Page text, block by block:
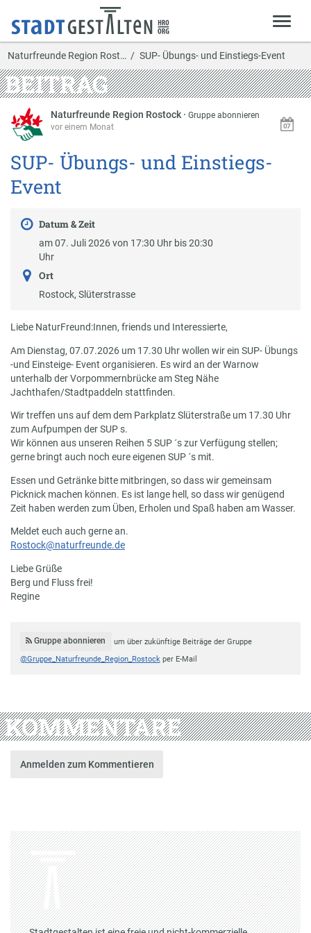
Naturfreunde Region Rost… SUP- Übungs- und Einstiegs-Event
BEITRAG
Naturfreunde Region Rostock ·Gruppe abonnieren
vor einem Monat
SUP- Übungs- und Einstiegs-
Event
Datum & Zeit
am 07. Juli 2026 von 17:30 Uhr bis 20:30
Uhr
Ort
Rostock, Slüterstrasse
Liebe NaturFreund:Innen, friends und Interessierte,
Am Dienstag, 07.07.2026 um 17.30 Uhr wollen wir ein SUP- Übungs
-und Einsteige- Event organisieren. Es wird an der Warnow
unterhalb der Vorpommernbrücke am Steg Nähe
Jachthafen/Stadtpaddeln stattfinden.
Wir treffen uns auf dem dem Parkplatz Slüterstraße um 17.30 Uhr
zum Aufpumpen der SUP s.
Wir können aus unseren Reihen 5 SUP ´s zur Verfügung stellen;
gerne bringt auch noch eure eigenen SUP ´s mit.
Essen und Getränke bitte mitbringen, so dass wir gemeinsam
Picknick machen können. Es ist lange hell, so dass wir genügend
Zeit haben werden zum Üben, Erholen und Spaß haben am Wasser.
Meldet euch auch gerne an.
Rostock@naturfreunde.de
Liebe Grüße
Berg und Fluss frei!
Regine
Gruppe abonnieren
um über zukünftige Beiträge der Gruppe
@Gruppe_Naturfreunde_Region_Rostockper E-Mail
KOMMENTARE
Anmelden zum Kommentieren